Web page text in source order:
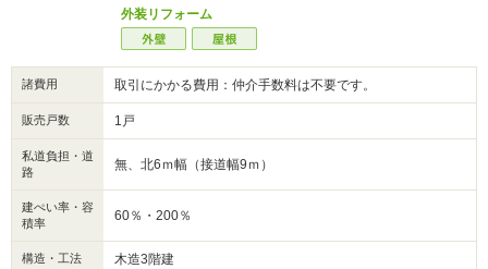
外装リフォーム
諸費用 取引にかかる費用：仲介手数料は不要です。
販売戸数 1戸
私道負担・道
路
無、北6ｍ幅（接道幅9ｍ）
建ぺい率・容
積率
60％・200％
構造・工法 木造3階建